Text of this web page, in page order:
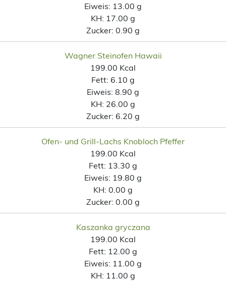
Eiweis: 13.00 g
KH: 17.00 g
Zucker: 0.90 g
Wagner Steinofen Hawaii
199.00 Kcal
Fett: 6.10 g
Eiweis: 8.90 g
KH: 26.00 g
Zucker: 6.20 g
Ofen- und Grill-Lachs Knobloch Pfeffer
199.00 Kcal
Fett: 13.30 g
Eiweis: 19.80 g
KH: 0.00 g
Zucker: 0.00 g
Kaszanka gryczana
199.00 Kcal
Fett: 12.00 g
Eiweis: 11.00 g
KH: 11.00 g